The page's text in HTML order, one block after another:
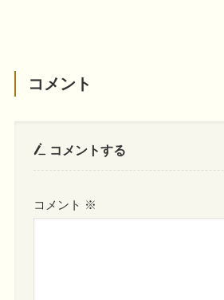
コメント
コメントする
コメント ※